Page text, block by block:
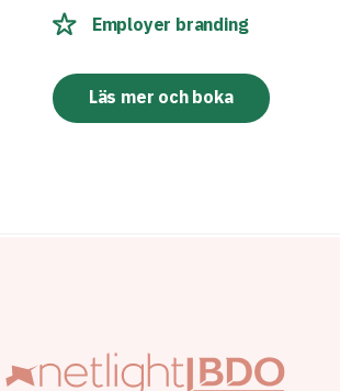
Employer branding
Läs mer och boka